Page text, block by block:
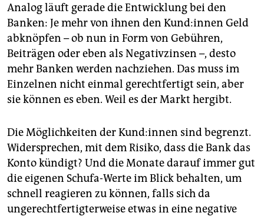
Analog läuft gerade die Entwicklung bei den
Banken: Je mehr von ihnen den Kun­d:in­nen Geld
abknöpfen – ob nun in Form von Gebühren,
Beiträgen oder eben als Negativzinsen –, desto
mehr Banken werden nachziehen. Das muss im
Einzelnen nicht einmal gerechtfertigt sein, aber
sie können es eben. Weil es der Markt hergibt.
Die Möglichkeiten der Kun­d:in­nen sind begrenzt.
Widersprechen, mit dem Risiko, dass die Bank das
Konto kündigt? Und die Monate darauf immer gut
die eigenen Schufa-Werte im Blick behalten, um
schnell reagieren zu können, falls sich da
ungerechtfertigterweise etwas in eine negative